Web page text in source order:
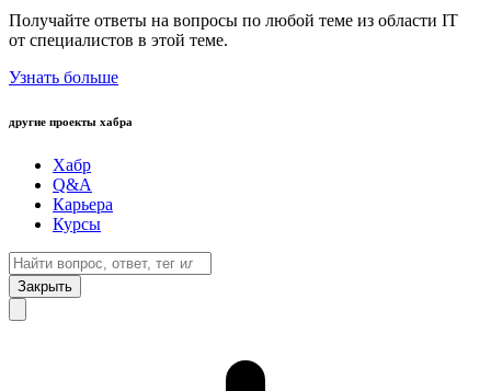
Получайте ответы на вопросы по любой теме из области IT
от специалистов в этой теме.
Узнать больше
другие проекты хабра
Хабр
Q&A
Карьера
Курсы
Закрыть